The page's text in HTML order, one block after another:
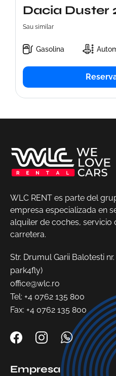
Dacia Duster
Sau similar
Gasolina
WLC RENT es parte del
empresa especializada en
alquiler de coches, servicio
carretera.
Str. Drumul Garii Balotesti
park4fly)
office@wlc.ro
Tel: +4 0762 135 800
Fax: +4 0762 135 800
Empresa